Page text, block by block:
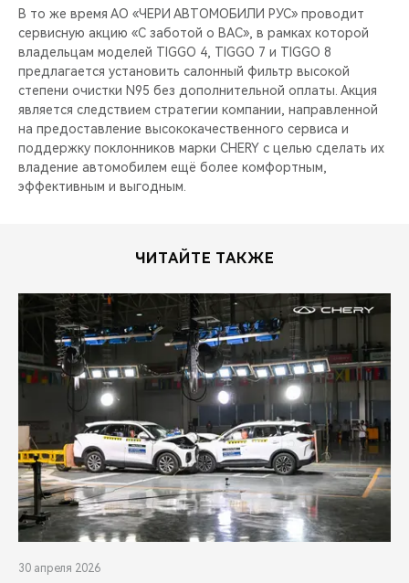
CHERY ДЛЯ ДЕТЕЙ
В то же время АО «ЧЕРИ АВТОМОБИЛИ РУС» проводит
сервисную акцию «С заботой о ВАС», в рамках которой
владельцам моделей TIGGO 4, TIGGO 7 и TIGGO 8
предлагается установить салонный фильтр высокой
степени очистки N95 без дополнительной оплаты. Акция
является следствием стратегии компании, направленной
на предоставление высококачественного сервиса и
поддержку поклонников марки CHERY с целью сделать их
владение автомобилем ещё более комфортным,
эффективным и выгодным.
ЧИТАЙТЕ ТАКЖЕ
30 апреля 2026